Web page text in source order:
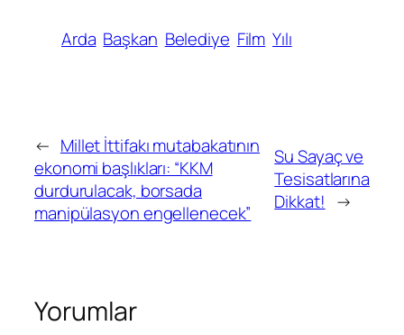
Arda Başkan Belediye Film Yılı
← Millet İttifakı mutabakatının
ekonomi başlıkları: “KKM
durdurulacak, borsada
manipülasyon engellenecek”
Su Sayaç ve
Tesisatlarına
Dikkat! →
Yorumlar